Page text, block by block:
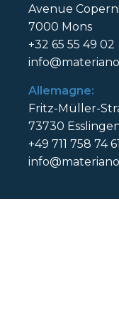
Avenue
7000 Mons
+32 65 55 49 02
Allemagne:
Fritz-Müller-
73730
+49 711 758 74